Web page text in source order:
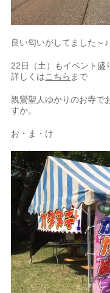
良い匂いがしてました～♪
22日（土）もイベント盛
詳しくはこちら まで
親鸞聖人ゆかりのお寺で
すか。
お・ま・け